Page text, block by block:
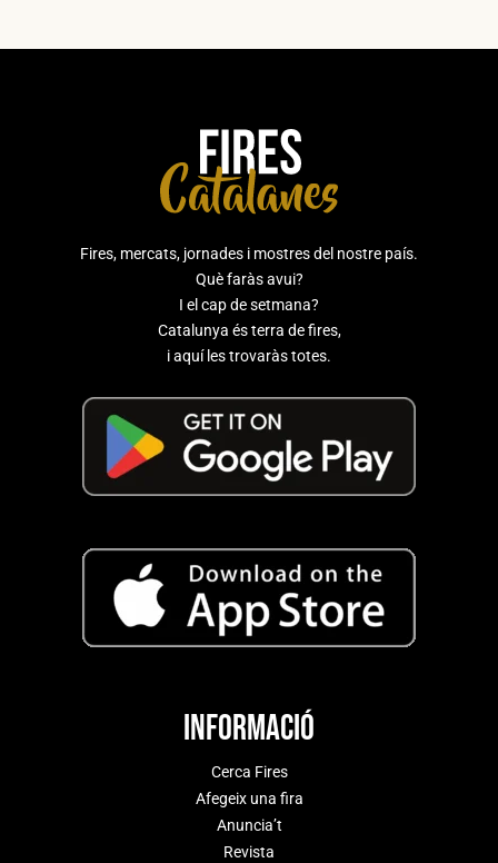
Fires, mercats, jornades i mostres del nostre país.
Què faràs avui?
I el cap de setmana?
Catalunya és terra de fires,
i aquí les trovaràs totes.
Informació
Cerca Fires
Afegeix una fira
Anuncia’t
Revista